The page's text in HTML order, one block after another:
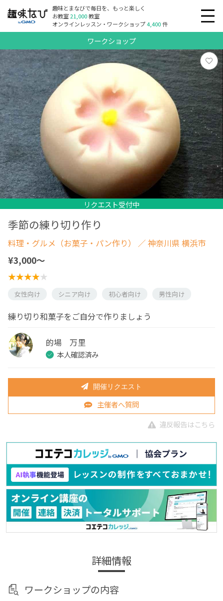
趣味とまなびで毎日を、もっと楽しく
お教室21,000教室
オンラインレッスン・ワークショップ4,400件
ワークショップ
リクエスト受付中
リクエスト受付中
季節の練り切り作り
料理・グルメ（お菓子・パン作り） ／ 神奈川県 横浜市
¥3,000〜
女性向け シニア向け 初心者向け 男性向け
練り切り和菓子をご自分で作りましょう
的場 万里
本人確認済み
開催リクエスト
主催者へ質問
違反報告はこちら
詳細情報
ワークショップの内容